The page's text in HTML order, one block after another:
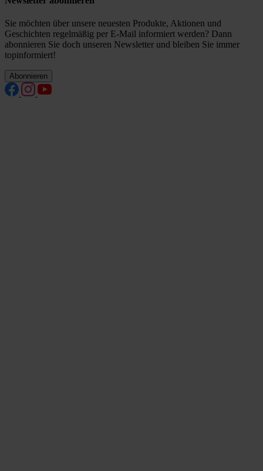
Sie möchten über unsere neuesten Produkte, Aktionen und
Geschichten regelmäßig per E-Mail informiert werden? Dann
abonnieren Sie doch unseren Newsletter und bleiben Sie immer
topinformiert!
Abonnieren